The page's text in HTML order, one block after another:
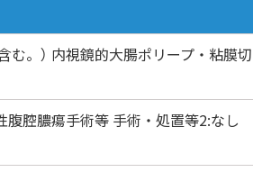
む。） 内視鏡的大腸ポリープ・粘膜切
腹腔膿瘍手術等 手術・処置等2:なし